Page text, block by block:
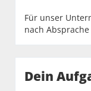
Für unser
nach
Dein